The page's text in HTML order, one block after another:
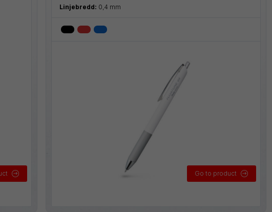
Linjebredd: 0,4 mm
Go to product